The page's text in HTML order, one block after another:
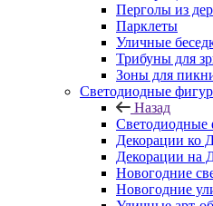
Перголы из
Парклеты
Уличные
Трибуны для
Зоны для
Светодиодные
Назад
Светодиодные
Декорации ко
Декорации на
Новогодние
Новогодние